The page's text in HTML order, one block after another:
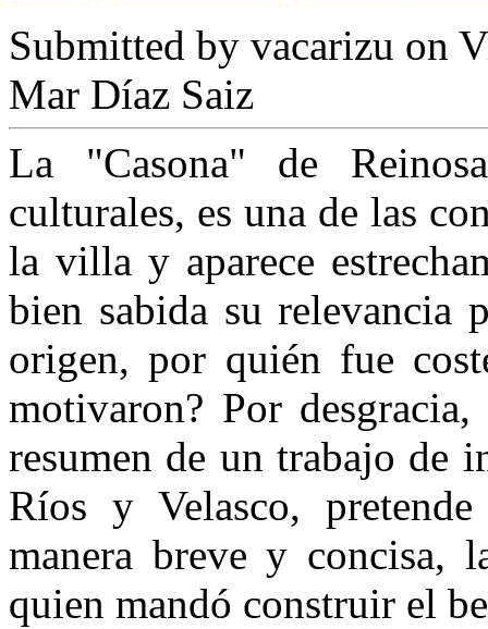
Submitted by vacarizu on
Mar Díaz Saiz
La "Casona" de
culturales, es una de las
la villa y aparece
bien sabida su relevancia
origen, por quién fue
motivaron? Por
resumen de un trabajo de
Ríos y Velasco,
manera breve y concisa,
quien mandó construir el